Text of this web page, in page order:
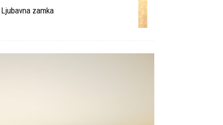
Ljubavna zamka